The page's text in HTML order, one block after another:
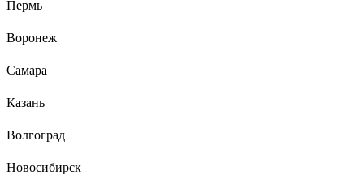
Евгений
Заряжает практически все виды самых распространенных
Музыкальное оповещение, правда играет всего пару тройку
Пермь
Воронеж
Самара
Казань
Волгоград
Новосибирск